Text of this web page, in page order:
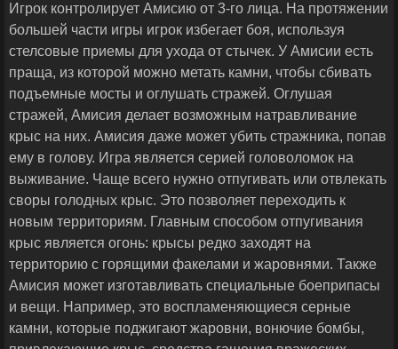
Игрок контролирует Амисию от 3-го лица. На протяжении
большей части игры игрок избегает боя, используя
стелсовые приемы для ухода от стычек. У Амисии есть
праща, из которой можно метать камни, чтобы сбивать
подъемные мосты и оглушать стражей. Оглушая
стражей, Амисия делает возможным натравливание
крыс на них. Амисия даже может убить стражника, попав
ему в голову. Игра является серией головоломок на
выживание. Чаще всего нужно отпугивать или отвлекать
своры голодных крыс. Это позволяет переходить к
новым территориям. Главным способом отпугивания
крыс является огонь: крысы редко заходят на
территорию с горящими факелами и жаровнями. Также
Амисия может изготавливать специальные боеприпасы
и вещи. Например, это воспламеняющиеся серные
камни, которые поджигают жаровни, вонючие бомбы,